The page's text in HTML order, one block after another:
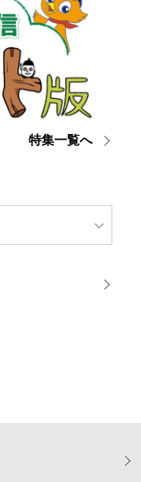
特集一覧へ